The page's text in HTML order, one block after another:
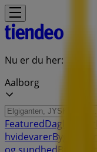
Nu er du her:
Aalborg
FeaturedDagligvarer
hvidevarer